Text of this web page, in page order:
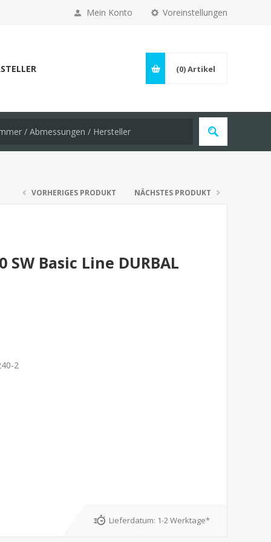
Voreinstellungen
Mein Konto
(0)Artikel
VORHERIGES PRODUKT NÄCHSTES PRODUKT
Basic Line DURBAL
2
Lieferdatum: 1-2 Werktage*